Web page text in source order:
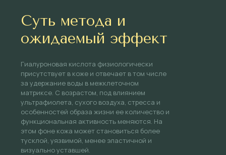
Суть метода и
ожидаемый эффект
Гиалуроновая кислота физиологически
присутствует в коже и отвечает в том числе
за удержание воды в межклеточном
матриксе. С возрастом, под влиянием
ультрафиолета, сухого воздуха, стресса и
особенностей образа жизни ее количество и
функциональная активность меняются. На
этом фоне кожа может становиться более
тусклой, уязвимой, менее эластичной и
визуально уставшей.